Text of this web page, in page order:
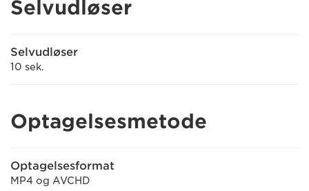
Selvudløser
Selvudløser
10 sek.
Optagelsesmetode
Optagelsesformat
MP4 og AVCHD